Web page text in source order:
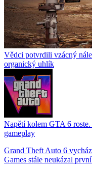
Vědci potvrdili vzácný
organický uhlík
Napětí kolem GTA 6
gameplay
Grand Theft Auto 6
Games stále neukázal